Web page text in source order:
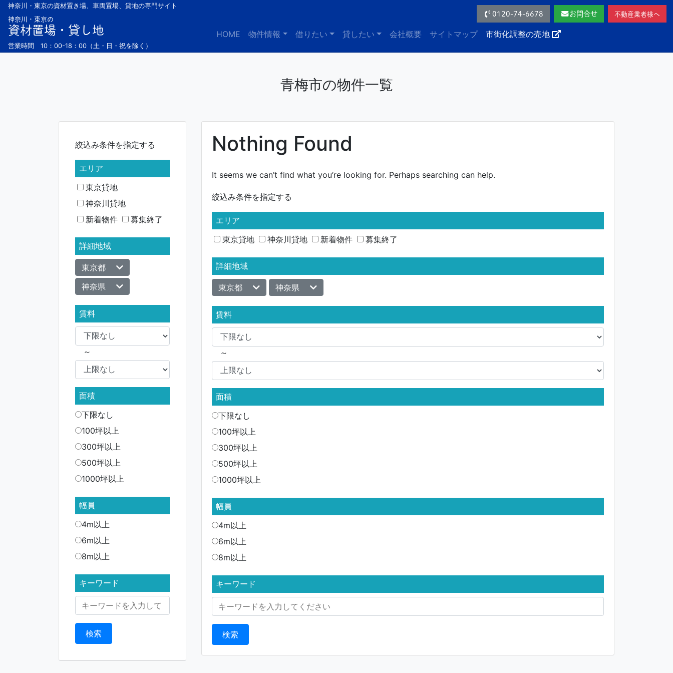
Skip
content
神奈川・東京の資材置き場、車両置場、貸地の専門サイト
神奈川・東京の
資材置場・貸し地
営業時間 10：00-18：00（土・日・祝を除く）
HOME 物件情報 借りたい 貸したい 会社概要 サイトマップ 市街化調整の売地
0120-74-6678 お問合せ 不動産業者様へ
青梅市の物件一覧
Nothing Found
It seems we can’t find what you’re looking for. Perhaps searching can help.
絞込み条件を指定する
エリア
東京貸地
神奈川貸地 新着物件 募集終了
詳細地域
東京都 神奈県
賃料
～
面積
下限なし
100坪以上
300坪以上
500坪以上
1000坪以上
幅員
4m以上
6m以上
8m以上
キーワード
絞込み条件を指定する
エリア
東京貸地
神奈川貸地
新着物件
募集終了
詳細地域
東京都
神奈県
賃料
～
面積
下限なし
100坪以上
300坪以上
500坪以上
1000坪以上
幅員
4m以上
6m以上
8m以上
キーワード